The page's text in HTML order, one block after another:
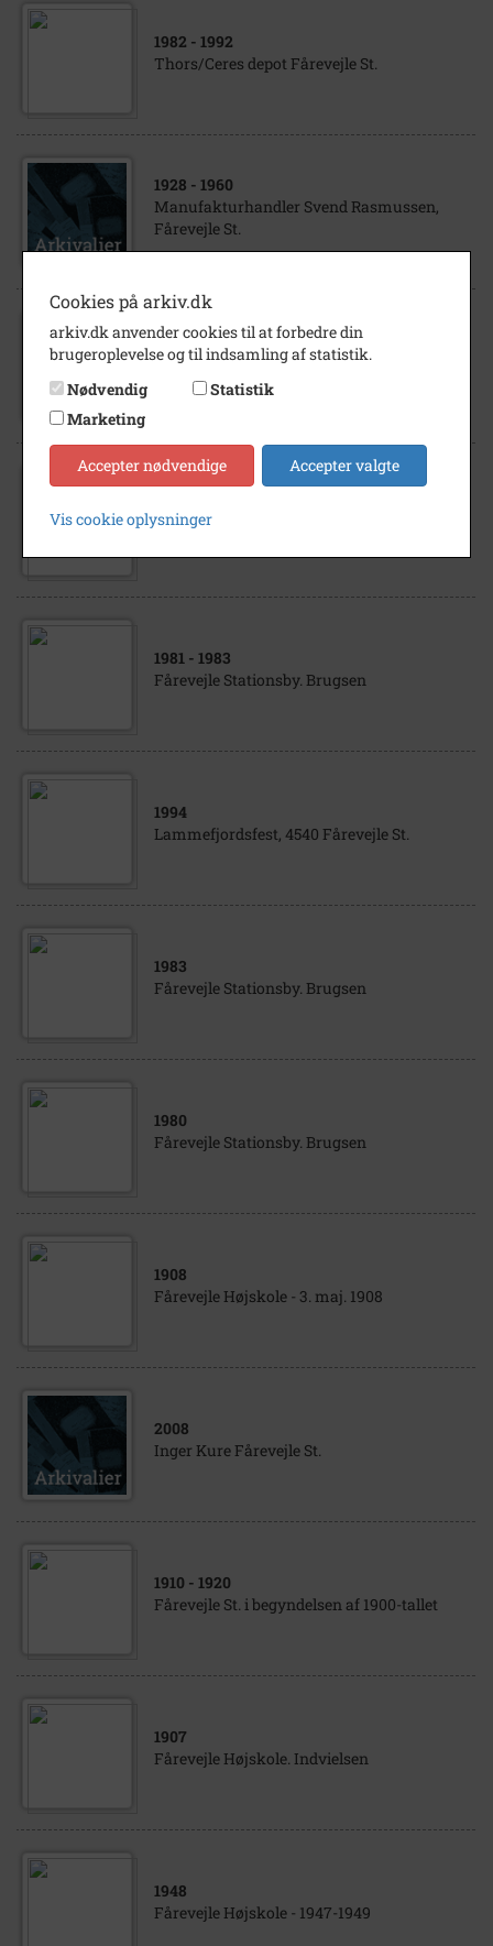
1982 - 1992
Thors/Ceres depot Fårevejle St.
1928 - 1960
Manufakturhandler Svend Rasmussen,
Fårevejle St.
1970- 1975
Fårevejle Privatskole - 1933
1981 - 1983
Fårevejle Stationsby. Brugsen
1994
Lammefjordsfest, 4540 Fårevejle St.
1983
Fårevejle Stationsby. Brugsen
1980
Fårevejle Stationsby. Brugsen
1908
Fårevejle Højskole - 3. maj. 1908
2008
Inger Kure Fårevejle St.
1910 - 1920
Fårevejle St. i begyndelsen af 1900-tallet
1907
Fårevejle Højskole. Indvielsen
1948
Fårevejle Højskole - 1947-1949
Cookies på arkiv.dk
arkiv.dk anvender cookies til at forbedre din
brugeroplevelse og til indsamling af statistik.
Nødvendig
Statistik
Marketing
Accepter nødvendige Accepter valgte
Vis cookie oplysninger